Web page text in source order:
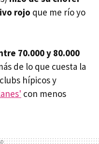
rojo que me río yo
70.000 y 80.000
de lo que cuesta la
hípicos y
con menos